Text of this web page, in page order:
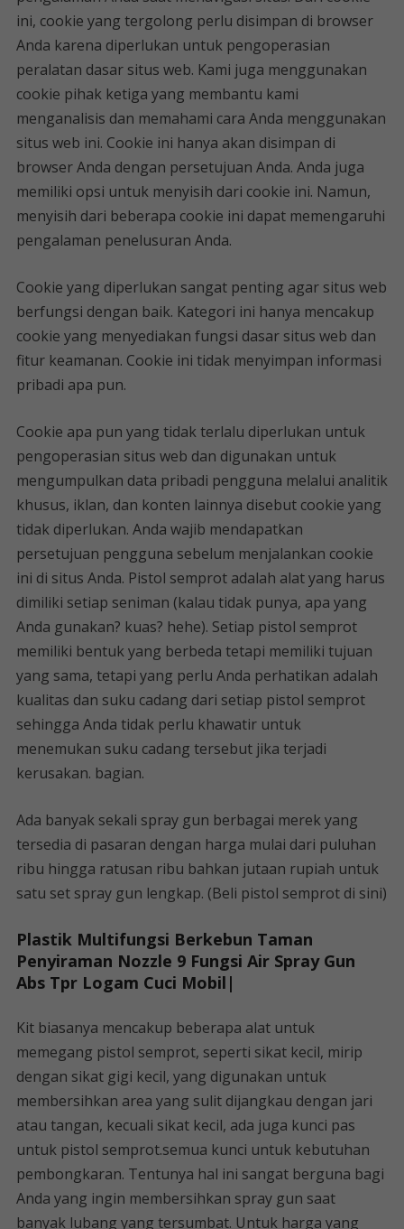
ini, cookie yang tergolong perlu disimpan di browser
Anda karena diperlukan untuk pengoperasian
peralatan dasar situs web. Kami juga menggunakan
cookie pihak ketiga yang membantu kami
menganalisis dan memahami cara Anda menggunakan
situs web ini. Cookie ini hanya akan disimpan di
browser Anda dengan persetujuan Anda. Anda juga
memiliki opsi untuk menyisih dari cookie ini. Namun,
menyisih dari beberapa cookie ini dapat memengaruhi
pengalaman penelusuran Anda.
Cookie yang diperlukan sangat penting agar situs web
berfungsi dengan baik. Kategori ini hanya mencakup
cookie yang menyediakan fungsi dasar situs web dan
fitur keamanan. Cookie ini tidak menyimpan informasi
pribadi apa pun.
Cookie apa pun yang tidak terlalu diperlukan untuk
pengoperasian situs web dan digunakan untuk
mengumpulkan data pribadi pengguna melalui analitik
khusus, iklan, dan konten lainnya disebut cookie yang
tidak diperlukan. Anda wajib mendapatkan
persetujuan pengguna sebelum menjalankan cookie
ini di situs Anda. Pistol semprot adalah alat yang harus
dimiliki setiap seniman (kalau tidak punya, apa yang
Anda gunakan? kuas? hehe). Setiap pistol semprot
memiliki bentuk yang berbeda tetapi memiliki tujuan
yang sama, tetapi yang perlu Anda perhatikan adalah
kualitas dan suku cadang dari setiap pistol semprot
sehingga Anda tidak perlu khawatir untuk
menemukan suku cadang tersebut jika terjadi
kerusakan. bagian.
Ada banyak sekali spray gun berbagai merek yang
tersedia di pasaran dengan harga mulai dari puluhan
ribu hingga ratusan ribu bahkan jutaan rupiah untuk
satu set spray gun lengkap. (Beli pistol semprot di sini)
Plastik Multifungsi Berkebun Taman
Penyiraman Nozzle 9 Fungsi Air Spray Gun
Abs Tpr Logam Cuci Mobil|
Kit biasanya mencakup beberapa alat untuk
memegang pistol semprot, seperti sikat kecil, mirip
dengan sikat gigi kecil, yang digunakan untuk
membersihkan area yang sulit dijangkau dengan jari
atau tangan, kecuali sikat kecil, ada juga kunci pas
untuk pistol semprot.semua kunci untuk kebutuhan
pembongkaran. Tentunya hal ini sangat berguna bagi
Anda yang ingin membersihkan spray gun saat
banyak lubang yang tersumbat. Untuk harga yang